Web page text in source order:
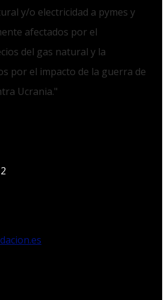
y/o electricidad a pymes y
afectados por el
del gas natural y la
por el impacto de la guerra de
Ucrania."